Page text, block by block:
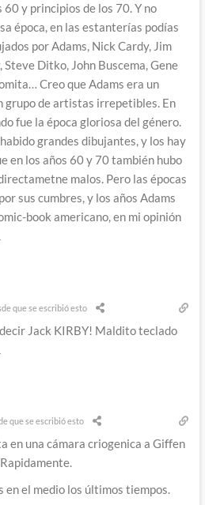
60 y principios de los 70. Y no
época, en las estanterías podías
por Adams, Nick Cardy, Jim
Ditko, John Buscema, Gene
Creo que Adams era un
grupo de artistas irrepetibles. En
fue la época gloriosa del género.
grandes dibujantes, y los hay
en los años 60 y 70 también hubo
malos. Pero las épocas
sus cumbres, y los años Adams
book americano, en mi opinión
que se escribió esto
Jack KIRBY! Maldito teclado
que se escribió esto
en una cámara criogenica a Giffen
en el medio los últimos tiempos.